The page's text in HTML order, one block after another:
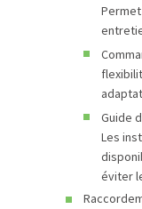
Guide
Les
éviter